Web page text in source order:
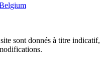
sont donnés à titre indicatif,